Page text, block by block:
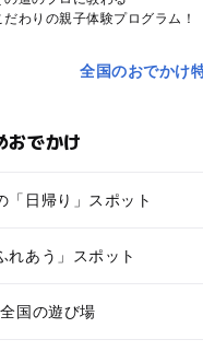
だわりの親子体験プログラム！
全国のおでかけ
おでかけ
「日帰り」スポット
れあう」スポット
国の遊び場